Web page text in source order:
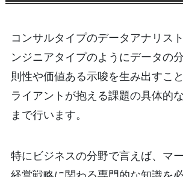
コンサルタイプのデータアナリス
ンジニアタイプのようにデータの
則性や価値ある示唆を生み出すこ
ライアントが抱える課題の具体的
まで行います。
特にビジネスの分野で言えば、マ